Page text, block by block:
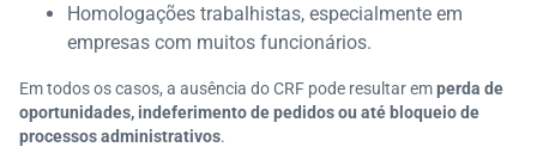
Homologações trabalhistas, especialmente em
empresas com muitos funcionários.
Em todos os casos, a ausência do CRF pode resultar emperda de
oportunidades, indeferimento de pedidos ou até bloqueio de
processos administrativos.